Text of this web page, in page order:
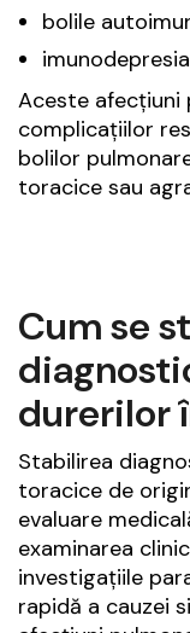
bolile
Aceste afecțiuni
complicațiilor
bolilor
toracice sau
Cum se
durerilor
Stabilirea
toracice de
evaluare
examinarea
investigațiile
rapidă a cauzei